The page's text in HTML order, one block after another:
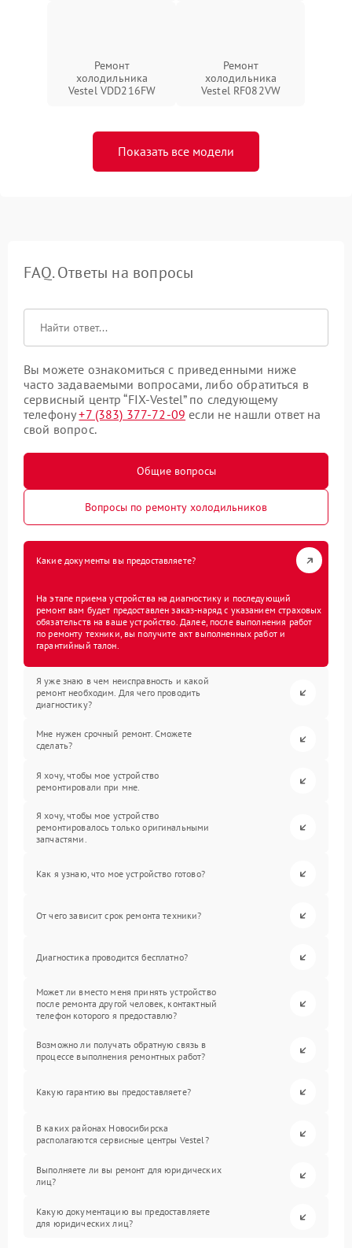
Ремонт
холодильника
Vestel VDD216FW
Ремонт
холодильника
Vestel RF082VW
Показать все модели
FAQ. Ответы на вопросы
Вы можете ознакомиться с приведенными ниже
часто задаваемыми вопросами, либо обратиться в
сервисный центр “FIX-Vestel” по следующему
телефону+7 (383) 377-72-09 если не нашли ответ на
свой вопрос.
Общие вопросы
Вопросы по ремонту холодильников
Какие документы вы предоставляете?
На этапе приема устройства на диагностику и последующий
ремонт вам будет предоставлен заказ-наряд с указанием страховых
обязательств на ваше устройство. Далее, после выполнения работ
по ремонту техники, вы получите акт выполненных работ и
гарантийный талон.
Я уже знаю в чем неисправность и какой
ремонт необходим. Для чего проводить
диагностику?
Мне нужен срочный ремонт. Сможете
сделать?
Я хочу, чтобы мое устройство
ремонтировали при мне.
Я хочу, чтобы мое устройство
ремонтировалось только оригинальными
запчастями.
Как я узнаю, что мое устройство готово?
От чего зависит срок ремонта техники?
Диагностика проводится бесплатно?
Может ли вместо меня принять устройство
после ремонта другой человек, контактный
телефон которого я предоставлю?
Возможно ли получать обратную связь в
процессе выполнения ремонтных работ?
Какую гарантию вы предоставляете?
В каких районах Новосибирска
располагаются сервисные центры Vestel?
Выполняете ли вы ремонт для юридических
лиц?
Какую документацию вы предоставляете
для юридических лиц?